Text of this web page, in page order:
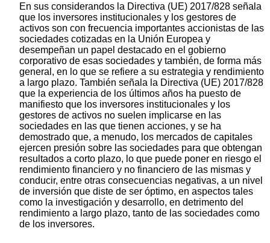
En sus considerandos la Directiva (UE) 2017/828 señala
que los inversores institucionales y los gestores de
activos son con frecuencia importantes accionistas de las
sociedades cotizadas en la Unión Europea y
desempeñan un papel destacado en el gobierno
corporativo de esas sociedades y también, de forma más
general, en lo que se refiere a su estrategia y rendimiento
a largo plazo. También señala la Directiva (UE) 2017/828
que la experiencia de los últimos años ha puesto de
manifiesto que los inversores institucionales y los
gestores de activos no suelen implicarse en las
sociedades en las que tienen acciones, y se ha
demostrado que, a menudo, los mercados de capitales
ejercen presión sobre las sociedades para que obtengan
resultados a corto plazo, lo que puede poner en riesgo el
rendimiento financiero y no financiero de las mismas y
conducir, entre otras consecuencias negativas, a un nivel
de inversión que diste de ser óptimo, en aspectos tales
como la investigación y desarrollo, en detrimento del
rendimiento a largo plazo, tanto de las sociedades como
de los inversores.